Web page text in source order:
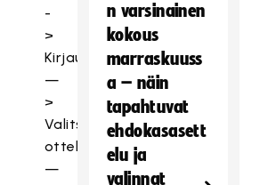
-
>
Kirjaudu
—
>
Valitse
ottelu
—
n varsinainen
kokous
marraskuuss
a – näin
tapahtuvat
ehdokasasett
elu ja
valinnat